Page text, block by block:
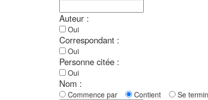
Auteur :
Oui
Correspondant :
Oui
Personne citée :
Oui
Nom :
Commence par Contient Se